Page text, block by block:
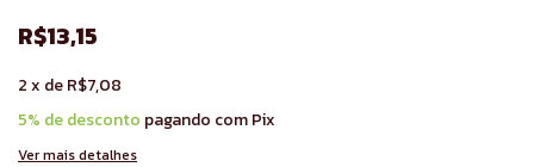
R$13,15
2x deR$7,08
5% de desconto pagando com Pix
Ver mais detalhes